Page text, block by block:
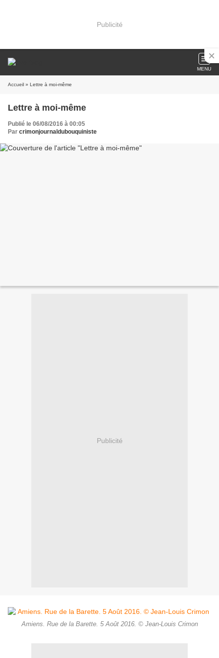
Publicité
MENU
Accueil » Lettre à moi-même
Lettre à moi-même
Publié le 06/08/2016 à 00:05
Par crimonjournaldubouquiniste
Publicité
Amiens. Rue de la Barette. 5 Août 2016. © Jean-Louis Crimon